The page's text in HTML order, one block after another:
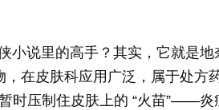
小说里的高手？其实，它就是
在皮肤科应用广泛，属于处方
时压制住皮肤上的 “火苗”——炎